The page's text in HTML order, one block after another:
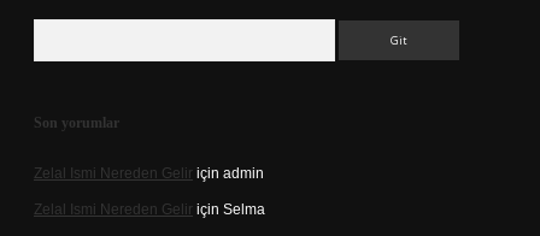
Son yorumlar
Zelal Ismi Nereden Gelir için admin
Zelal Ismi Nereden Gelir için Selma